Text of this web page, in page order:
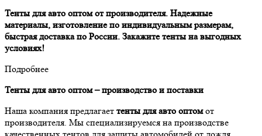
Тенты для авто оптом от производителя. Надежные
материалы, изготовление по индивидуальным размерам,
быстрая доставка по России. Закажите тенты на выгодных
условиях!
Подробнее
Тенты для авто оптом – производство и поставки
Наша компания предлагает тенты для авто оптомот
производителя. Мы специализируемся на производстве